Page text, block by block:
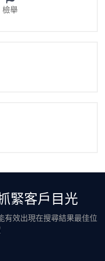
檢舉
緊客戶目光
有效出現在搜尋結果最佳位